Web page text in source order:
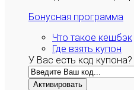
Бонусная программа
Что такое кешбэк
Где взять купон
У Вас есть код купона?
Активировать